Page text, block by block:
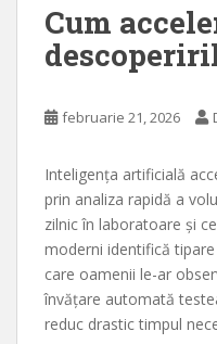
Cum
februarie 21, 2026
Inteligența artificială
prin analiza rapidă a
zilnic în laboratoare și
moderni identifică
care oamenii le-ar
învățare automată
reduc drastic timpul